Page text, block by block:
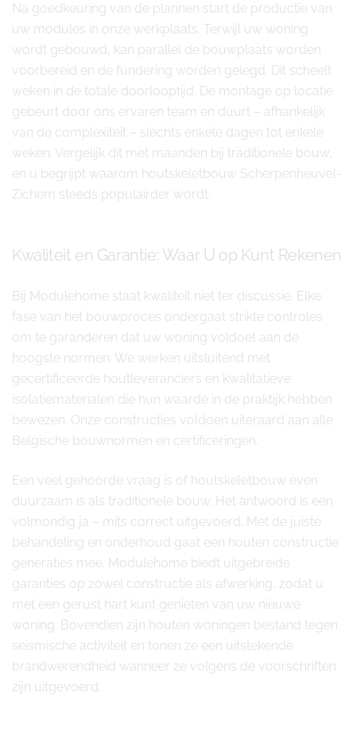
Na goedkeuring van de plannen start de productie van
uw modules in onze werkplaats. Terwijl uw woning
wordt gebouwd, kan parallel de bouwplaats worden
voorbereid en de fundering worden gelegd. Dit scheelt
weken in de totale doorlooptijd. De montage op locatie
gebeurt door ons ervaren team en duurt – afhankelijk
van de complexiteit – slechts enkele dagen tot enkele
weken. Vergelijk dit met maanden bij traditionele bouw,
en u begrijpt waarom houtskeletbouw Scherpenheuvel-
Zichem steeds populairder wordt.
Kwaliteit en Garantie: Waar U op Kunt Rekenen
Bij Modulehome staat kwaliteit niet ter discussie. Elke
fase van het bouwproces ondergaat strikte controles
om te garanderen dat uw woning voldoet aan de
hoogste normen. We werken uitsluitend met
gecertificeerde houtleveranciers en kwalitatieve
isolatiematerialen die hun waarde in de praktijk hebben
bewezen. Onze constructies voldoen uiteraard aan alle
Belgische bouwnormen en certificeringen.
Een veel gehoorde vraag is of houtskeletbouw even
duurzaam is als traditionele bouw. Het antwoord is een
volmondig ja – mits correct uitgevoerd. Met de juiste
behandeling en onderhoud gaat een houten constructie
generaties mee. Modulehome biedt uitgebreide
garanties op zowel constructie als afwerking, zodat u
met een gerust hart kunt genieten van uw nieuwe
woning. Bovendien zijn houten woningen bestand tegen
seismische activiteit en tonen ze een uitstekende
brandwerendheid wanneer ze volgens de voorschriften
zijn uitgevoerd.